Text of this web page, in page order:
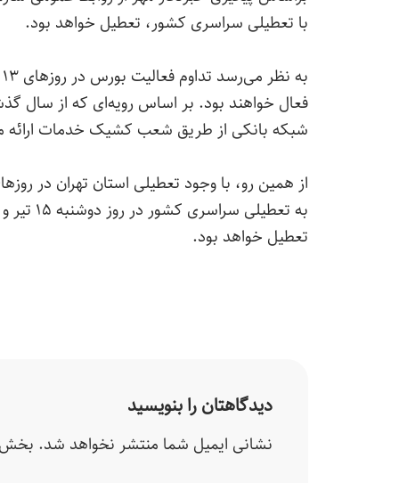
با تعطیلی سراسری کشور، تعطیل خواهد بود.
فعال خواهند بود. بر اساس رویه‌ای که از سال
شبکه بانکی از طریق شعب کشیک خدمات ارائه
به
تعطیل خواهد بود.
دیدگاهتان را بنویسید
نشانی ایمیل شما منتشر نخواهد شد.